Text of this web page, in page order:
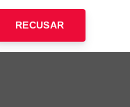
na Bahia
Salvador para
RECUSAR